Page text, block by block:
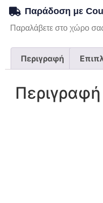
Παράδοση με
Παραλάβετε στο χώρο
Περιγραφή
Περιγραφή